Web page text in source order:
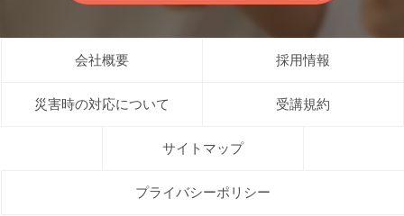
会社概要 採用情報
災害時の対応について 受講規約
サイトマップ
プライバシーポリシー